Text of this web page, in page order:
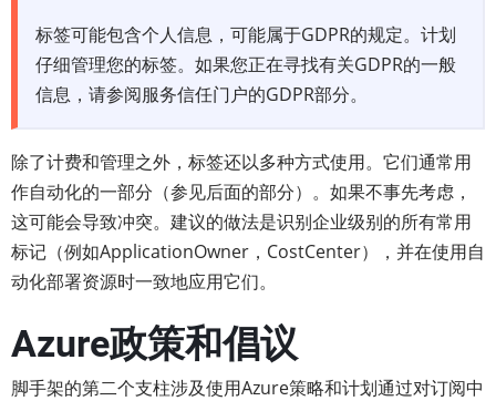
标签可能包含个人信息，可能属于GDPR的规定。计划
仔细管理您的标签。如果您正在寻找有关GDPR的一般
信息，请参阅服务信任门户的GDPR部分。
除了计费和管理之外，标签还以多种方式使用。它们通常用
作自动化的一部分（参见后面的部分）。如果不事先考虑，
这可能会导致冲突。建议的做法是识别企业级别的所有常用
标记（例如ApplicationOwner，CostCenter），并在使用自
动化部署资源时一致地应用它们。
Azure政策和倡议
脚手架的第二个支柱涉及使用Azure策略和计划通过对订阅中